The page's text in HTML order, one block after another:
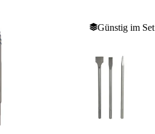
Günstig im Set